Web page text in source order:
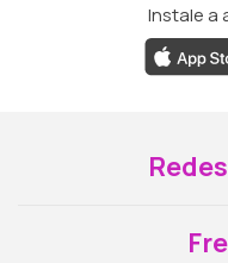
Instale a